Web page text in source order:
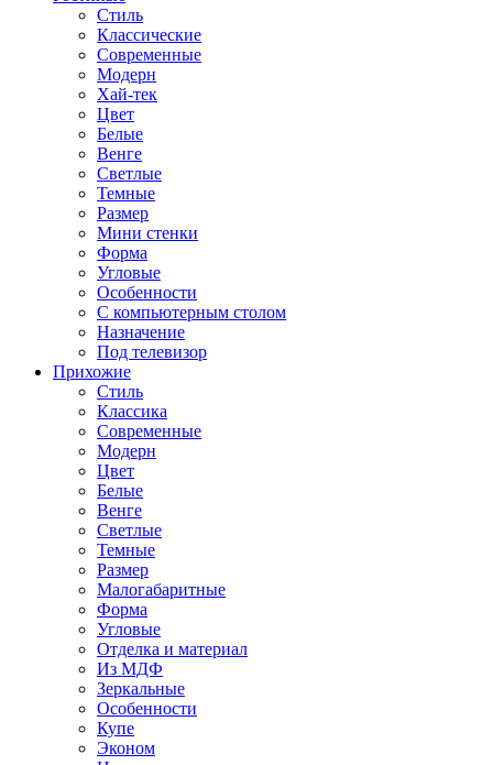
Стиль
Классические
Современные
Модерн
Хай-тек
Цвет
Белые
Венге
Светлые
Темные
Размер
Мини стенки
Форма
Угловые
Особенности
С компьютерным столом
Назначение
Под телевизор
Прихожие
Стиль
Классика
Современные
Модерн
Цвет
Белые
Венге
Светлые
Темные
Размер
Малогабаритные
Форма
Угловые
Отделка и материал
Из МДФ
Зеркальные
Особенности
Купе
Эконом